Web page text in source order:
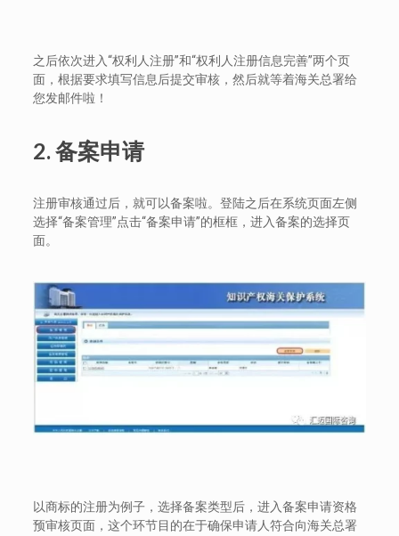
之后依次进入“权利人注册”和“权利人注册信息完善”两个页
面，根据要求填写信息后提交审核，然后就等着海关总署给
您发邮件啦！
2. 备案申请
注册审核通过后，就可以备案啦。登陆之后在系统页面左侧
选择“备案管理”点击“备案申请”的框框，进入备案的选择页
面。
以商标的注册为例子，选择备案类型后，进入备案申请资格
预审核页面，这个环节目的在于确保申请人符合向海关总署